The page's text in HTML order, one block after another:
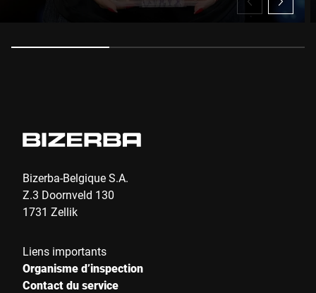
comment les étiquettes linerless CleanCut® de Bizerba
Bizerba-Belgique S.A.
Z.3 Doornveld 130
1731 Zellik
Liens importants
Organisme d’inspection
Contact du service